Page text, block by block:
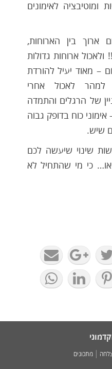
ומוטיבציה לאימונים
ארוך בין הארוחות,
ארוחות גדולות
– מאוד יעיל להורדת
לאכול אחרי
של הרגלים והתמדה
כוח בדופק גבוה
שיש.
שינוי שיעשה לכם
כי מי שהתחיל לא
מתכונים